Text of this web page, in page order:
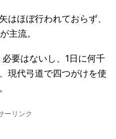
はほぼ行われておらず、
主流。
要はないし、1日に何千
現代弓道で四つがけを使
ーリンク